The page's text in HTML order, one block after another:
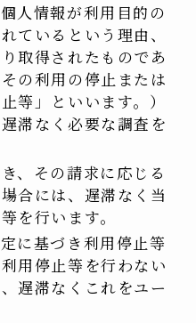
人情報が利用目的の
ているという理由、
取得されたものであ
の利用の停止または
等」といいます。）
滞なく必要な調査を
、その請求に応じる
合には、遅滞なく当
を行います。
に基づき利用停止等
用停止等を行わない
遅滞なくこれをユー